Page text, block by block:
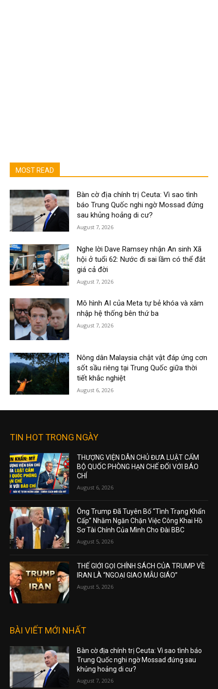
MOST READ
Bàn cờ địa chính trị Ceuta: Vì sao tình
báo Trung Quốc nghi ngờ Mossad đứng
sau khủng hoảng di cư?
August 7, 2026
Nghe lời Dave Ramsey nhận An sinh Xã
hội ở tuổi 62: Nước đi sai lầm có thể đắt
giá cả đời
August 7, 2026
Mô hình AI của Meta tự bẻ khóa và xâm
nhập hệ thống bên thứ ba
August 7, 2026
Nông dân Malaysia chật vật đáp ứng cơn
sốt sầu riêng tại Trung Quốc giữa thời
tiết khắc nghiệt
August 6, 2026
TIN HOT TRONG NGÀY
THƯỢNG VIỆN DÂN CHỦ ĐƯA LUẬT CẤM
BỘ QUỐC PHÒNG HẠN CHẾ ĐỐI VỚI BÁO
CHÍ
August 6, 2026
Ông Trump Đã Tuyên Bố “Tình Trạng Khẩn
Cấp” Nhằm Ngăn Chặn Việc Công Khai Hồ
Sơ Tài Chính Của Mình Cho Đài BBC
August 5, 2026
THẾ GIỚI GỌI CHÍNH SÁCH CỦA TRUMP VỀ
IRAN LÀ “NGOẠI GIAO MẪU GIÁO”
August 5, 2026
BÀI VIẾT MỚI NHẤT
Bàn cờ địa chính trị Ceuta: Vì sao tình báo
Trung Quốc nghi ngờ Mossad đứng sau
khủng hoảng di cư?
August 7, 2026